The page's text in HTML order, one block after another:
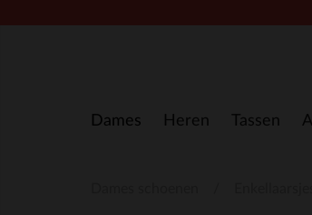
Dames Heren Tassen